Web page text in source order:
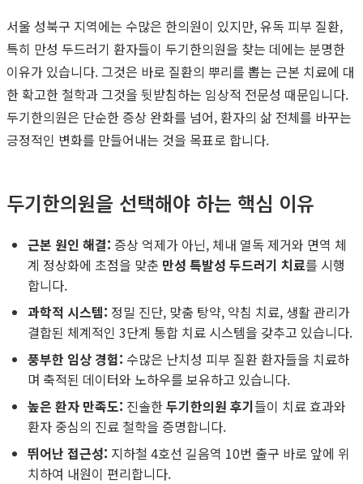
서울 성북구 지역에는 수많은 한의원이 있지만, 유독 피부 질환,
특히 만성 두드러기 환자들이 두기한의원을 찾는 데에는 분명한
이유가 있습니다. 그것은 바로 질환의 뿌리를 뽑는 근본 치료에 대
한 확고한 철학과 그것을 뒷받침하는 임상적 전문성 때문입니다.
두기한의원은 단순한 증상 완화를 넘어, 환자의 삶 전체를 바꾸는
긍정적인 변화를 만들어내는 것을 목표로 합니다.
두기한의원을 선택해야 하는 핵심 이유
근본 원인 해결: 증상 억제가 아닌, 체내 열독 제거와 면역 체
계 정상화에 초점을 맞춘 만성 특발성 두드러기 치료를 시행
합니다.
과학적 시스템: 정밀 진단, 맞춤 탕약, 약침 치료, 생활 관리가
결합된 체계적인 3단계 통합 치료 시스템을 갖추고 있습니다.
풍부한 임상 경험: 수많은 난치성 피부 질환 환자들을 치료하
며 축적된 데이터와 노하우를 보유하고 있습니다.
높은 환자 만족도: 진솔한두기한의원 후기들이 치료 효과와
환자 중심의 진료 철학을 증명합니다.
뛰어난 접근성: 지하철 4호선 길음역 10번 출구 바로 앞에 위
치하여 내원이 편리합니다.